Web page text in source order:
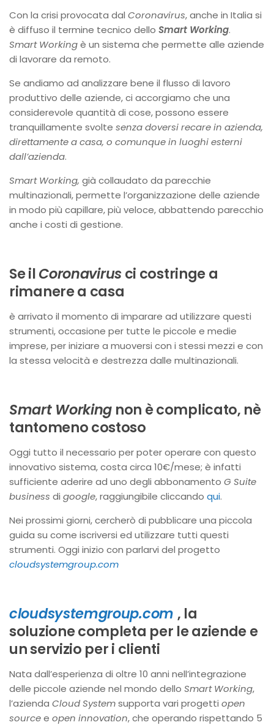
Con la crisi provocata dal Coronavirus, anche in Italia si
è diffuso il termine tecnico dello Smart Working.
Smart Workingè un sistema che permette alle aziende
di lavorare da remoto.
Se andiamo ad analizzare bene il flusso di lavoro
produttivo delle aziende, ci accorgiamo che una
considerevole quantità di cose, possono essere
tranquillamente svolte senza doversi recare in azienda,
direttamente a casa, o comunque in luoghi esterni
dall’azienda.
Smart Working, già collaudato da parecchie
multinazionali, permette l’organizzazione delle aziende
in modo più capillare, più veloce, abbattendo parecchio
anche i costi di gestione.
Se ilCoronavirusci costringe a
rimanere a casa
è arrivato il momento di imparare ad utilizzare questi
strumenti, occasione per tutte le piccole e medie
imprese, per iniziare a muoversi con i stessi mezzi e con
la stessa velocità e destrezza dalle multinazionali.
Smart Working non è complicato, nè
tantomeno costoso
Oggi tutto il necessario per poter operare con questo
innovativo sistema, costa circa 10€/mese; è infatti
sufficiente aderire ad uno degli abbonamento G Suite
business di google, raggiungibile cliccando qui.
Nei prossimi giorni, cercherò di pubblicare una piccola
guida su come iscriversi ed utilizzare tutti questi
strumenti. Oggi inizio con parlarvi del progetto
cloudsystemgroup.com
cloudsystemgroup.com , la
soluzione completa per le aziende e
un servizio per i clienti
Nata dall’esperienza di oltre 10 anni nell’integrazione
delle piccole aziende nel mondo dello Smart Working,
l’azienda Cloud Systemsupporta vari progetti open
sourcee open innovation, che operando rispettando 5